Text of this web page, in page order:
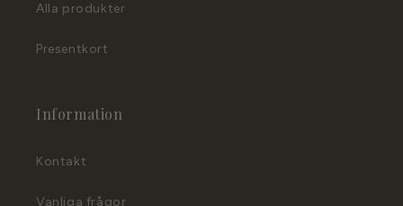
Alla produkter
Presentkort
Information
Kontakt
Vanliga frågor